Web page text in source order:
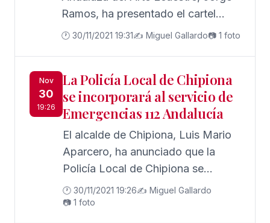
Ramos, ha presentado el cartel
junto a representantes de la
🕐 30/11/2021 19:31✍️ Miguel Gallardo📷 1 foto
Nov
30
19:26
La Policía Local de Chipiona
se incorporará al servicio de
Emergencias 112 Andalucía
El alcalde de Chipiona, Luis Mario
Aparcero, ha anunciado que la
Policía Local de Chipiona se
incorporará próximamente al
servicio de Emergencias 112
🕐 30/11/2021 19:26✍️ Miguel Gallardo
📷 1 foto